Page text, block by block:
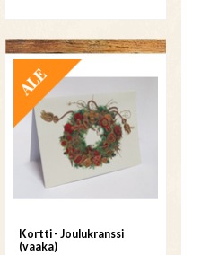
TARJOUS
Kortti - Joulukranssi
(vaaka)